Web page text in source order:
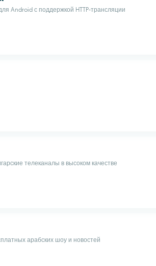
Android с поддержкой HTTP-трансляции
телеканалы в высоком качестве
арабских шоу и новостей